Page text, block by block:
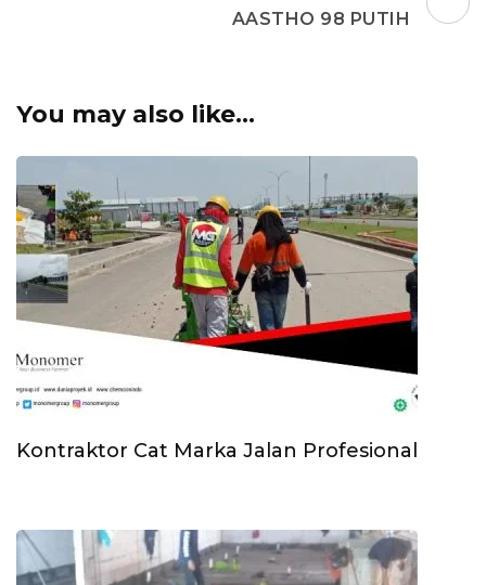
AASTHO 98 PUTIH
You may also like...
Kontraktor Cat Marka Jalan Profesional